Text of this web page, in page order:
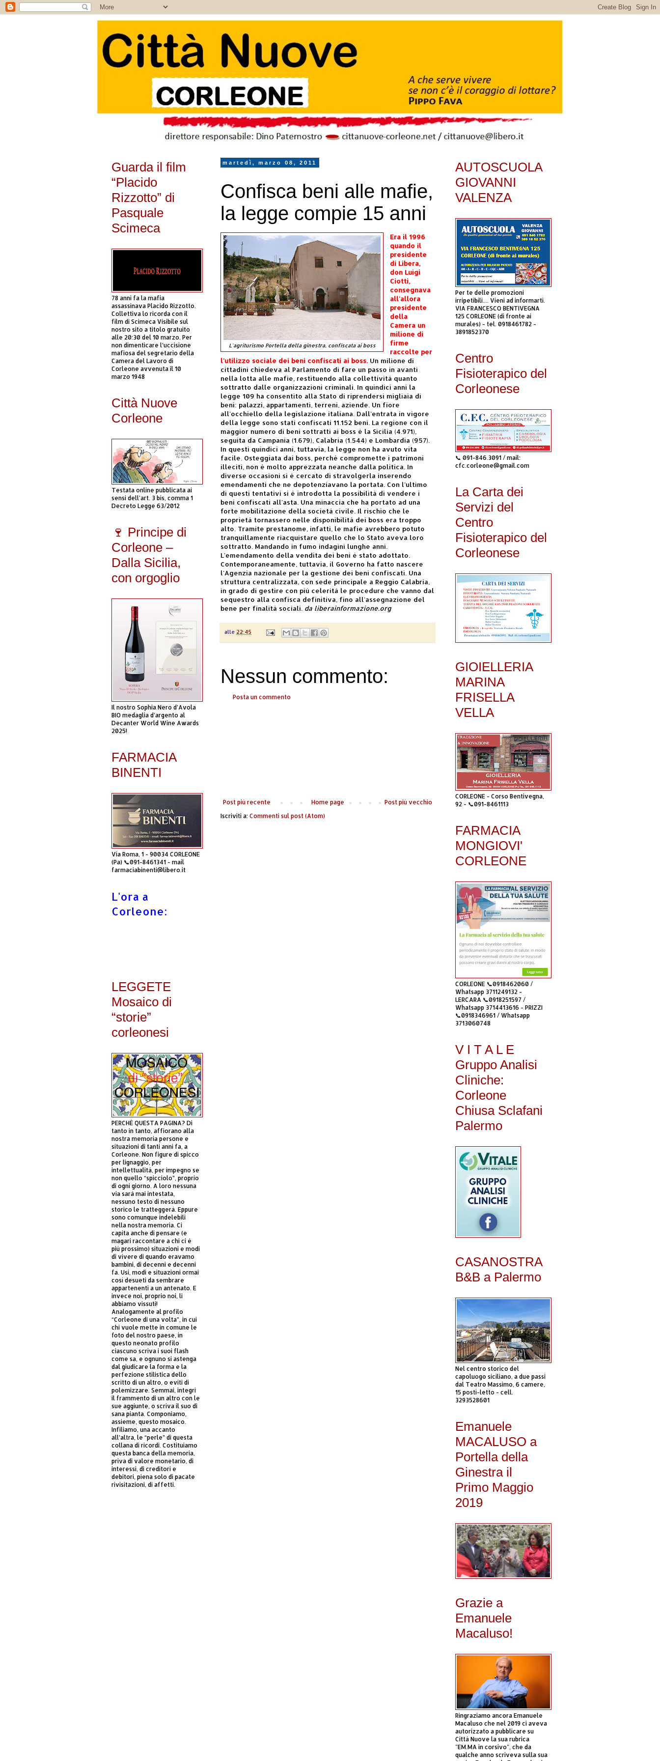
martedì, marzo 08, 2011
Confisca beni alle mafie,
la legge compie 15 anni
L'agriturismo Portella della ginestra, confiscata ai boss
Era il 1996
quando il
presidente
di Libera,
don Luigi
Ciotti,
consegnava
all'allora
presidente
della
Camera un
milione di
firme
raccolte per
l'utilizzo sociale dei beni confiscati ai boss. Un milione di
cittadini chiedeva al Parlamento di fare un passo in avanti
nella lotta alle mafie, restituendo alla collettività quanto
sottratto dalle organizzazioni criminali. In quindici anni la
legge 109 ha consentito alla Stato di riprendersi migliaia di
beni: palazzi, appartamenti, terreni, aziende. Un fiore
all'occhiello della legislazione italiana. Dall'entrata in vigore
della legge sono stati confiscati 11.152 beni. La regione con il
maggior numero di beni sottratti ai boss è la Sicilia (4.971),
seguita da Campania (1.679), Calabria (1.544) e Lombardia (957).
In questi quindici anni, tuttavia, la legge non ha avuto vita
facile. Osteggiata dai boss, perché compromette i patrimoni
illeciti, non è molto apprezzata neanche dalla politica. In
diverse occasioni si è cercato di stravolgerla inserendo
emendamenti che ne depotenziavano la portata. Con l'ultimo
di questi tentativi si è introdotta la possibilità di vendere i
beni confiscati all'asta. Una minaccia che ha portato ad una
forte mobilitazione della società civile. Il rischio che le
proprietà tornassero nelle disponibilità dei boss era troppo
alto. Tramite prestanome, infatti, le mafie avrebbero potuto
tranquillamente riacquistare quello che lo Stato aveva loro
sottratto. Mandando in fumo indagini lunghe anni.
L'emendamento della vendita dei beni è stato adottato.
Contemporaneamente, tuttavia, il Governo ha fatto nascere
l'Agenzia nazionale per la gestione dei beni confiscati. Una
struttura centralizzata, con sede principale a Reggio Calabria,
in grado di gestire con più celerità le procedure che vanno dal
sequestro alla confisca definitiva, fino all'assegnazione del
bene per finalità sociali. da liberainformazione.org
alle 22:45
Nessun commento:
Posta un commento
Post più recente Post più vecchio
Home page
Iscriviti a: Commenti sul post (Atom)
Guarda il film
“Placido
Rizzotto” di
Pasquale
Scimeca
78 anni fa la mafia
assassinava Placido Rizzotto.
Collettiva lo ricorda con il
film di Scimeca Visibile sul
nostro sito a titolo gratuito
alle 20:30 del 10 marzo. Per
non dimenticare l’uccisione
mafiosa del segretario della
Camera del Lavoro di
Corleone avvenuta il 10
marzo 1948
Città Nuove
Corleone
Testata online pubblicata ai
sensi dell'art. 3 bis, comma 1
Decreto Legge 63/2012
🍷 Principe di
Corleone –
Dalla Sicilia,
con orgoglio
Il nostro Sophia Nero d’Avola
BIO medaglia d’argento al
Decanter World Wine Awards
2025!
FARMACIA
BINENTI
Via Roma, 1 - 90034 CORLEONE
(Pa) 📞091-8461341 - mail
farmaciabinenti@libero.it
L'ora a
Corleone:
LEGGETE
Mosaico di
“storie”
corleonesi
PERCHÈ QUESTA PAGINA? Di
tanto in tanto, affiorano alla
nostra memoria persone e
situazioni di tanti anni fa, a
Corleone. Non figure di spicco
per lignaggio, per
intellettualità, per impegno se
non quello “spicciolo”, proprio
di ogni giorno. A loro nessuna
via sarà mai intestata,
nessuno testo di nessuno
storico le tratteggerà. Eppure
sono comunque indelebili
nella nostra memoria. Ci
capita anche di pensare (e
magari raccontare a chi ci è
più prossimo) situazioni e modi
di vivere di quando eravamo
bambini, di decenni e decenni
fa. Usi, modi e situazioni ormai
così desueti da sembrare
appartenenti a un antenato. E
invece noi, proprio noi, li
abbiamo vissuti!
Analogamente al profilo
“Corleone di una volta”, in cui
chi vuole mette in comune le
foto del nostro paese, in
questo neonato profilo
ciascuno scriva i suoi flash
come sa, e ognuno si astenga
dal giudicare la forma e la
perfezione stilistica dello
scritto di un altro, o eviti di
polemizzare. Semmai, integri
il frammento di un altro con le
sue aggiunte, o scriva il suo di
sana pianta. Componiamo,
assieme, questo mosaico.
Infiliamo, una accanto
all’altra, le “perle” di questa
collana di ricordi. Costituiamo
questa banca della memoria,
priva di valore monetario, di
interessi, di creditori e
debitori, piena solo di pacate
rivisitazioni, di affetti.
AUTOSCUOLA
GIOVANNI
VALENZA
Per te delle promozioni
irripetibili.... Vieni ad informarti.
VIA FRANCESCO BENTIVEGNA
125 CORLEONE (di fronte ai
murales) - tel. 0918461782 -
3891852370
Centro
Fisioterapico del
Corleonese
📞 091-846.3091 / mail:
cfc.corleone@gmail.com
La Carta dei
Servizi del
Centro
Fisioterapico del
Corleonese
GIOIELLERIA
MARINA
FRISELLA
VELLA
CORLEONE - Corso Bentivegna,
92 - 📞091-8461113
FARMACIA
MONGIOVI'
CORLEONE
CORLEONE 📞0918462060 /
Whatsapp 3711249132 -
LERCARA 📞0918251597 /
Whatsapp 3714413616 - PRIZZI
📞0918346961 / Whatsapp
3713060748
V I T A L E
Gruppo Analisi
Cliniche:
Corleone
Chiusa Sclafani
Palermo
CASANOSTRA
B&B a Palermo
Nel centro storico del
capoluogo siciliano, a due passi
dal Teatro Massimo, 6 camere,
15 posti-letto - cell.
3293528601
Emanuele
MACALUSO a
Portella della
Ginestra il
Primo Maggio
2019
Grazie a
Emanuele
Macaluso!
Ringraziamo ancora Emanuele
Macaluso che nel 2019 ci aveva
autorizzato a pubblicare su
Città Nuove la sua rubrica
"EM.MA in corsivo", che da
qualche anno scriveva sulla sua